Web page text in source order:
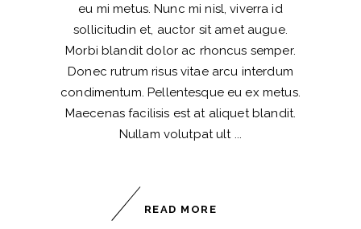
eu mi metus. Nunc mi nisl, viverra id
sollicitudin et, auctor sit amet augue.
Morbi blandit dolor ac rhoncus semper.
Donec rutrum risus vitae arcu interdum
condimentum. Pellentesque eu ex metus.
Maecenas facilisis est at aliquet blandit.
Nullam volutpat ult
READ MORE